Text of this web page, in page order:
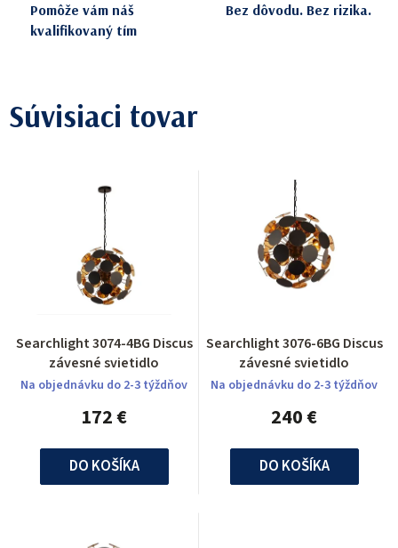
Pomôže vám náš
kvalifikovaný tím
Bez dôvodu. Bez rizika.
Súvisiaci tovar
Searchlight 3074-4BG Discus
závesné svietidlo
Na objednávku do 2-3 týždňov
172 €
DO KOŠÍKA
Searchlight 3076-6BG Discus
závesné svietidlo
Na objednávku do 2-3 týždňov
240 €
DO KOŠÍKA